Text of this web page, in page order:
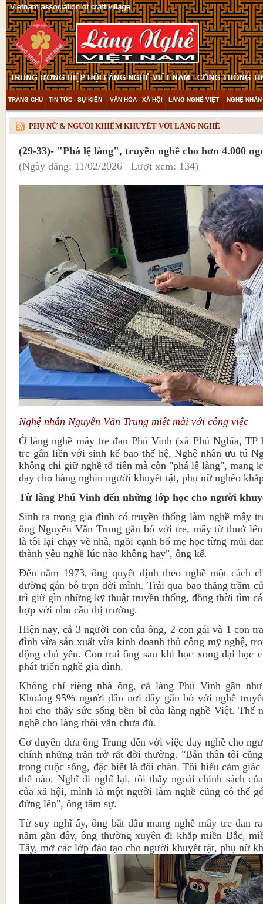
TRANG CHỦ TIN TỨC - SỰ KIỆN VĂN HÓA - XÃ HỘI LÀNG NGHỀ VIỆT NGHỆ
THAM KHẢO & KHÁM PHÁ VIDEO
PHỤ NỮ & NGƯỜI KHIẾM KHUYẾT VỚI LÀNG NGHỀ
(29-33)- "Phá lệ làng", truyền nghề cho hơn 4.000
(Ngày đăng: 11/02/2026 Lượt xem: 134)
Nghệ nhân Nguyễn Văn Trung miệt mài với công việc
Ở làng nghề mây tre đan Phú Vinh (xã Phú Nghĩa,
tre gắn liền với sinh kế bao thế hệ, Nghệ nhân ưu tú
không chỉ giữ nghề tổ tiên mà còn "phá lệ làng", mang
dạy cho hàng nghìn người khuyết tật, phụ nữ nghèo
Từ làng Phú Vinh đến những lớp học cho người
Sinh ra trong gia đình có truyền thống làm nghề mây
ông Nguyễn Văn Trung gắn bó với tre, mây từ thuở
là tôi lại chạy về nhà, ngồi cạnh bố mẹ học từng mũi
thành yêu nghề lúc nào không hay", ông kể.
Đến năm 1973, ông quyết định theo nghề một cách
đường gắn bó trọn đời mình. Trải qua bao thăng trầm
trì giữ gìn những kỹ thuật truyền thống, đồng thời tìm
hợp với nhu cầu thị trường.
Hiện nay, cả 3 người con của ông, 2 con gái và 1 con
đình vừa sản xuất vừa kinh doanh thủ công mỹ nghệ,
động chủ yếu. Con trai ông sau khi học xong đại học
phát triển nghề gia đình.
Không chỉ riêng nhà ông, cả làng Phú Vinh gần
Khoảng 95% người dân nơi đây gắn bó với nghề
hoi cho thấy sức sống bền bỉ của làng nghề Việt. Thế
nghề cho làng thôi vẫn chưa đủ.
Cơ duyên đưa ông Trung đến với việc dạy nghề cho
chính những trăn trở rất đời thường. "Bản thân tôi
trong cuộc sống, đặc biệt là đôi chân. Tôi hiểu cảm
thế nào. Nghĩ đi nghĩ lại, tôi thấy ngoài chính sách
của xã hội, mình là một người làm nghề cũng có thể
đứng lên", ông tâm sự.
Từ suy nghĩ ấy, ông bắt đầu mang nghề mây tre đan
năm gần đây, ông thường xuyên đi khắp miền Bắc,
Tây, mở các lớp đào tạo cho người khuyết tật, phụ nữ